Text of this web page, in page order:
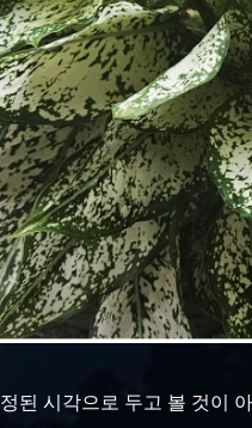
된 시각으로 두고 볼 것이